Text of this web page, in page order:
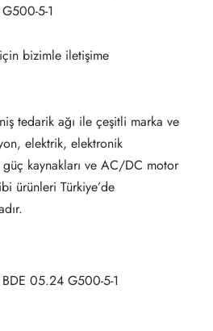
5-1
bizimle iletişime
tedarik ağı ile çeşitli marka ve
elektrik, elektronik
güç kaynakları ve AC/DC motor
ürünleri Türkiye’de
05.24 G500-5-1